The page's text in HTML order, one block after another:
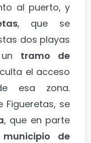
al puerto, y
, que se
dos playas
tramo de
el acceso
esa zona.
Figueretas, se
, que en parte
municipio de